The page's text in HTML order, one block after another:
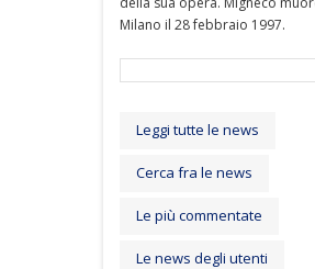
Milano il 28 febbraio 1997.
Leggi tutte le news
Cerca fra le news
Le più commentate
Le news degli utenti